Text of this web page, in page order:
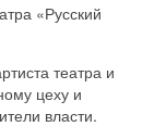
«Русский
театра и
цеху и
власти.